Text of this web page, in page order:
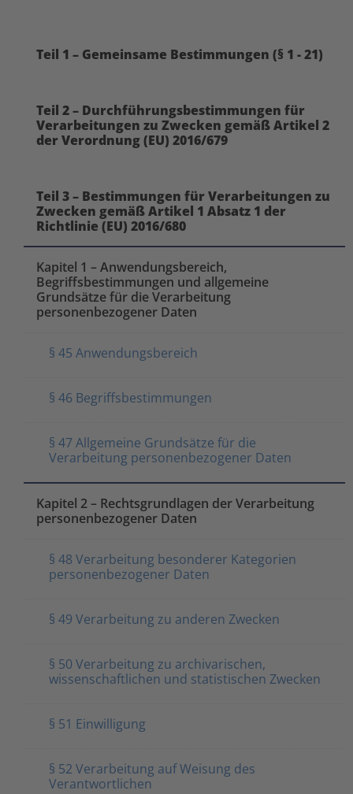
Teil 1 – Gemeinsame Bestimmungen (§ 1 - 21)
Teil 2 – Durchführungsbestimmungen für
Verarbeitungen zu Zwecken gemäß Artikel 2
der Verordnung (EU) 2016/679
Teil 3 – Bestimmungen für Verarbeitungen zu
Zwecken gemäß Artikel 1 Absatz 1 der
Richtlinie (EU) 2016/680
Kapitel 1 – Anwendungsbereich,
Begriffsbestimmungen und allgemeine
Grundsätze für die Verarbeitung
personenbezogener Daten
§ 45 Anwendungsbereich
§ 46 Begriffsbestimmungen
§ 47 Allgemeine Grundsätze für die
Verarbeitung personenbezogener Daten
Kapitel 2 – Rechtsgrundlagen der Verarbeitung
personenbezogener Daten
§ 48 Verarbeitung besonderer Kategorien
personenbezogener Daten
§ 49 Verarbeitung zu anderen Zwecken
§ 50 Verarbeitung zu archivarischen,
wissenschaftlichen und statistischen Zwecken
§ 51 Einwilligung
§ 52 Verarbeitung auf Weisung des
Verantwortlichen